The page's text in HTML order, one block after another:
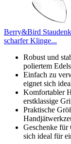
Berry&Bird
scharfer Klinge...
Robust und
poliertem
Einfach zu
eignet sich
Komfortabler
erstklassige
Praktische
Geschenke für
sich ideal für